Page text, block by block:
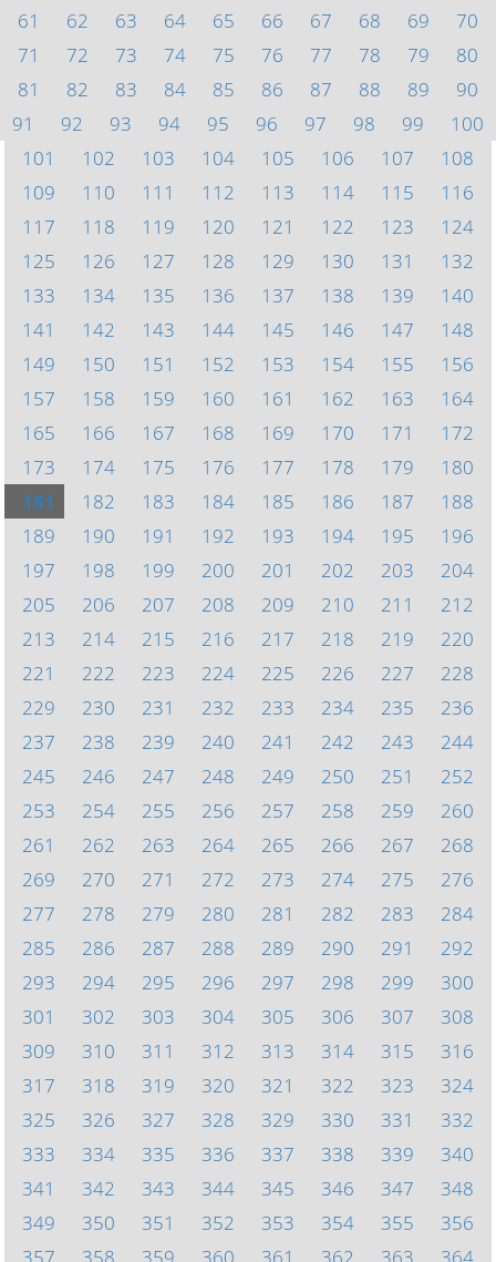
61
62 63 64 65 66 67 68 69
70
71
72 73 74 75 76 77 78 79
80
81
82 83 84 85 86 87 88 89
90
91
92 93 94 95 96 97 98 99
100
101
102 103 104 105 106 107
108
109
110 111 112 113 114 115
116
117
118 119 120 121 122 123
124
125
126 127 128 129 130 131
132
133
134 135 136 137 138 139
140
141
142 143 144 145 146 147
148
149
150 151 152 153 154 155
156
157
158 159 160 161 162 163
164
165
166 167 168 169 170 171
172
173
174 175 176 177 178 179
180
181
182 183 184 185 186 187
188
189
190 191 192 193 194 195
196
197
198 199 200 201 202 203
204
205
206 207 208 209 210 211
212
213
214 215 216 217 218 219
220
221
222 223 224 225 226 227
228
229
230 231 232 233 234 235
236
237
238 239 240 241 242 243
244
245
246 247 248 249 250 251
252
253
254 255 256 257 258 259
260
261
262 263 264 265 266 267
268
269
270 271 272 273 274 275
276
277
278 279 280 281 282 283
284
285
286 287 288 289 290 291
292
293
294 295 296 297 298 299
300
301
302 303 304 305 306 307
308
309
310 311 312 313 314 315
316
317
318 319 320 321 322 323
324
325
326 327 328 329 330 331
332
333
334 335 336 337 338 339
340
341
342 343 344 345 346 347
348
349
350 351 352 353 354 355
356